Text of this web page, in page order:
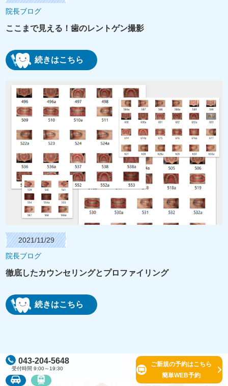
043-204-5648
受付時間 9:00～19:30
ご新規の予約はこちら
簡単WEB予約
院長ブログ
ここまで見える！歯のレントゲン撮影
続きはこちら
2021/11/29
院長ブログ
徹底したカウンセリングとプロファイリング
続きはこちら